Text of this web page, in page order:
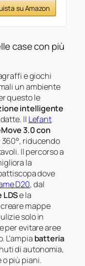
su Amazon
case con più
e giochi
un ambiente
questo le
intelligente
Il Lefant
3.0 con
riducendo
Il percorso a
la
dove
D20, dal
e la
mappe
solo in
per evitare aree
L’ampia batteria
di autonomia,
o più piani.